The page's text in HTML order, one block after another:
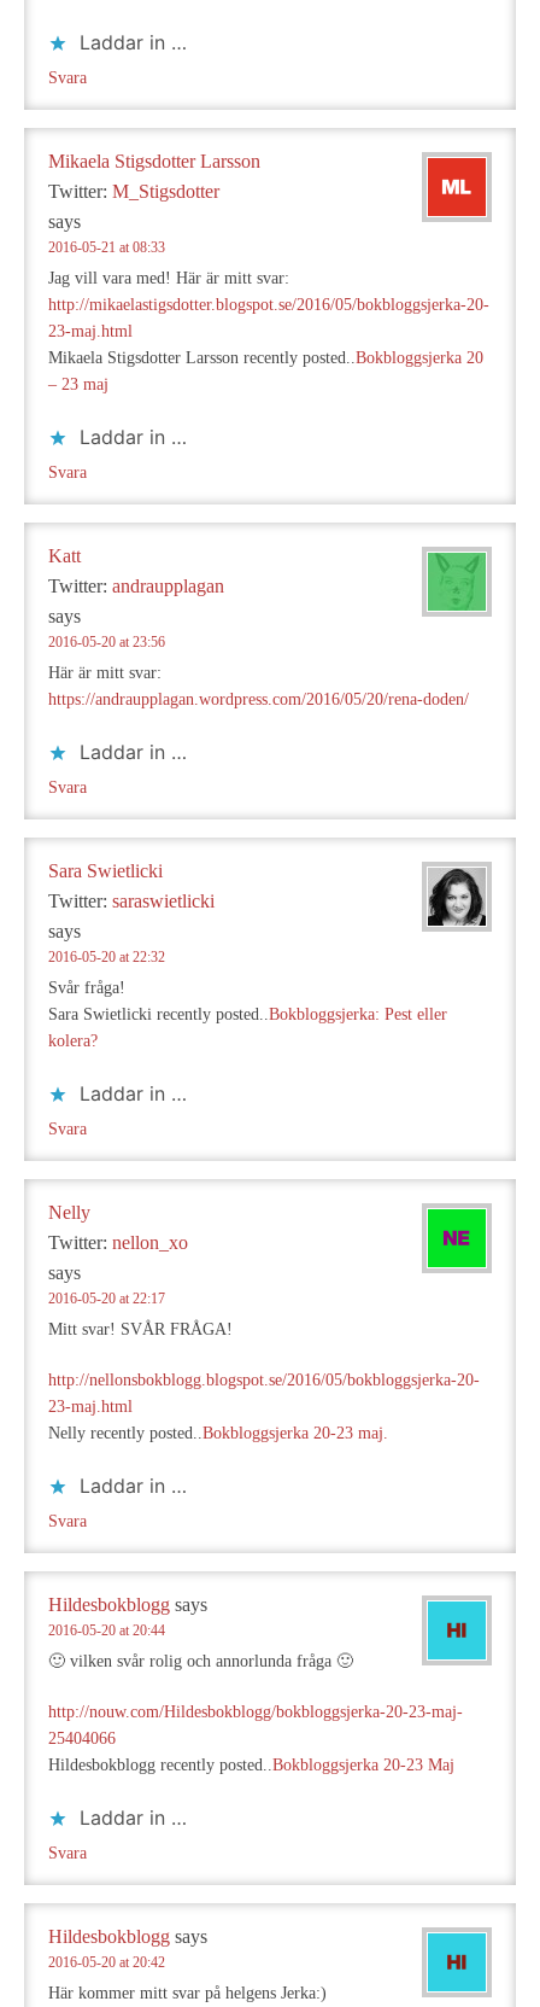
Laddar in …
Svara
Mikaela Stigsdotter Larsson
Twitter: M_Stigsdotter
says
2016-05-21 at 08:33
Jag vill vara med! Här är mitt svar:
http://mikaelastigsdotter.blogspot.se/2016/05/bokbloggsjerka-20-
23-maj.html
Mikaela Stigsdotter Larsson recently posted..Bokbloggsjerka 20
– 23 maj
Laddar in …
Svara
Katt
Twitter: andraupplagan
says
2016-05-20 at 23:56
Här är mitt svar:
https://andraupplagan.wordpress.com/2016/05/20/rena-doden/
Laddar in …
Svara
Sara Swietlicki
Twitter: saraswietlicki
says
2016-05-20 at 22:32
Svår fråga!
Sara Swietlicki recently posted..Bokbloggsjerka: Pest eller
kolera?
Laddar in …
Svara
Nelly
Twitter: nellon_xo
says
2016-05-20 at 22:17
Mitt svar! SVÅR FRÅGA!
http://nellonsbokblogg.blogspot.se/2016/05/bokbloggsjerka-20-
23-maj.html
Nelly recently posted..Bokbloggsjerka 20-23 maj.
Laddar in …
Svara
Hildesbokblogg says
2016-05-20 at 20:44
🙂 vilken svår rolig och annorlunda fråga 🙂
http://nouw.com/Hildesbokblogg/bokbloggsjerka-20-23-maj-
25404066
Hildesbokblogg recently posted..Bokbloggsjerka 20-23 Maj
Laddar in …
Svara
Hildesbokblogg says
2016-05-20 at 20:42
Här kommer mitt svar på helgens Jerka:)